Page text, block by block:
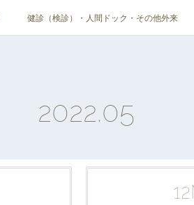
健診（検診）・人間ドック・その他外来
2022.05
12